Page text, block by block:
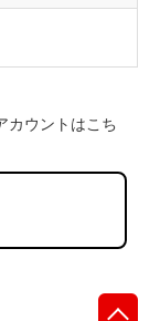
カウントはこち